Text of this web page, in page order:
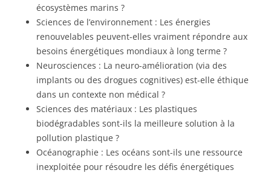
écosystèmes marins ?
Sciences de l’environnement : Les énergies
renouvelables peuvent-elles vraiment répondre aux
besoins énergétiques mondiaux à long terme ?
Neurosciences : La neuro-amélioration (via des
implants ou des drogues cognitives) est-elle éthique
dans un contexte non médical ?
Sciences des matériaux : Les plastiques
biodégradables sont-ils la meilleure solution à la
pollution plastique ?
Océanographie : Les océans sont-ils une ressource
inexploitée pour résoudre les défis énergétiques